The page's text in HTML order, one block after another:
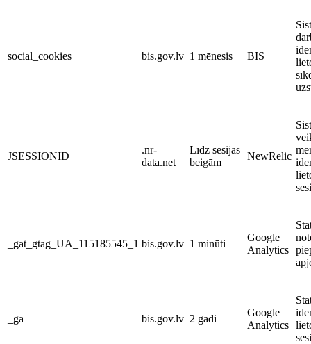
social_cookies bis.gov.lv 1 mēnesis BIS
JSESSIONID
.nr-
data.net
Līdz sesijas
beigām
NewRelic
_gat_gtag_UA_115185545_1 bis.gov.lv 1 minūti
Google
Analytics
_ga bis.gov.lv 2 gadi
Google
Analytics